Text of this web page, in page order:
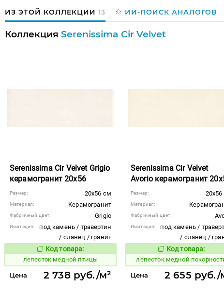
ИЗ ЭТОЙ КОЛЛЕКЦИИ 13 ИИ-ПОИСК АНАЛОГОВ
Коллекция Serenissima Cir Velvet
Serenissima Cir Velvet Grigio
керамогранит 20x56
Размер: 20x56 см
Материал: Керамогранит
Фабричный цвет: Grigio
Имитация:
под камень / травертин
/ сланец / гранит
Код товара:
866198 Код товара:
лепесток медной птицы
Цена 2 738 руб./м²
Serenissima Cir Velvet
Avorio керамогранит
Размер:
Материал:
Фабричный цвет:
Имитация:
под камень /
/ сланец /
Код
866197 Код товара:
лепесток медной
Цена 2 655 руб./